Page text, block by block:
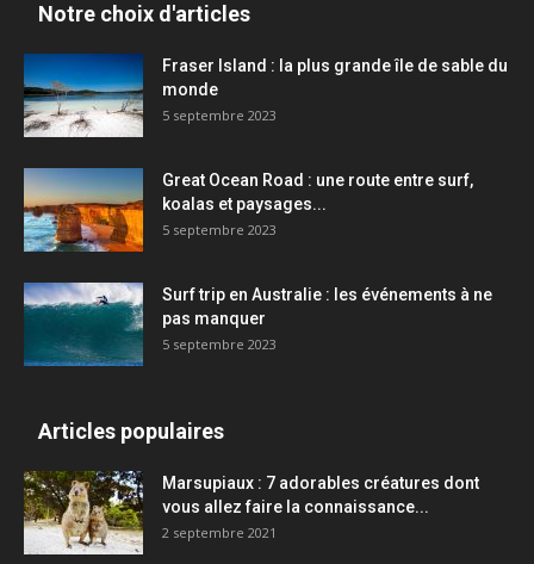
Notre choix d'articles
Fraser Island : la plus grande île de sable du
monde
5 septembre 2023
Great Ocean Road : une route entre surf,
koalas et paysages...
5 septembre 2023
Surf trip en Australie : les événements à ne
pas manquer
5 septembre 2023
Articles populaires
Marsupiaux : 7 adorables créatures dont
vous allez faire la connaissance...
2 septembre 2021